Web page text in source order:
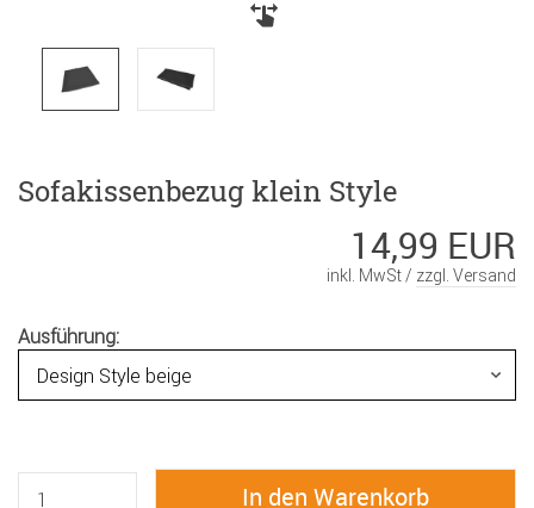
Sofakissenbezug klein Style
14,99 EUR
inkl. MwSt / zzgl. Versand
Ausführung: